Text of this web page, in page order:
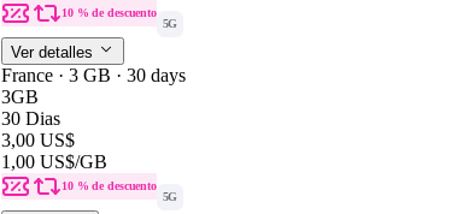
10 % de descuento
5G
Ver detalles
France · 3 GB · 30 days
3GB
30 Dias
3,00 US$
1,00 US$/GB
10 % de descuento
5G